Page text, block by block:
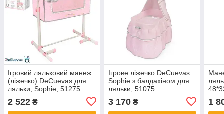
Ігровий ляльковий манеж
(ліжечко) DeCuevas для
ляльки, Sophie, 51275
2 522 ₴
Ігрове ліжечко DeCuevas
Sophie з балдахіном для
ляльки, 51075
3 170₴ 1